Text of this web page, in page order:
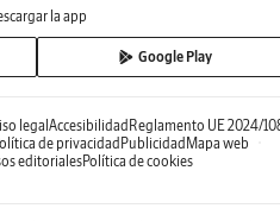
la app
Google Play
legalAccesibilidadReglamento UE 2024/
de privacidadPublicidadMapa web
editorialesPolítica de cookies